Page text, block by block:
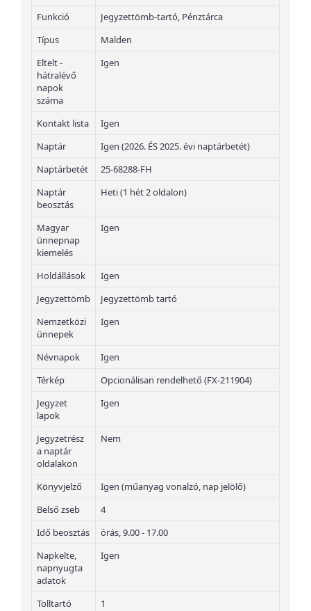
Funkció
Jegyzettömb-tartó, Pénztárca
Típus
Malden
Eltelt -
hátralévő
napok
száma
Igen
Kontakt lista
Igen
Naptár
Igen (2026. ÉS 2025. évi naptárbetét)
Naptárbetét
25-68288-FH
Naptár
beosztás
Heti (1 hét 2 oldalon)
Magyar
ünnepnap
kiemelés
Igen
Holdállások
Igen
Jegyzettömb
Jegyzettömb tartó
Nemzetközi
ünnepek
Igen
Névnapok
Igen
Térkép
Opcionálisan rendelhető (FX-211904)
Jegyzet
lapok
Igen
Jegyzetrész
a naptár
oldalakon
Nem
Könyvjelző
Igen (műanyag vonalzó, nap jelölő)
Belső zseb
4
Idő beosztás
órás, 9.00 - 17.00
Napkelte,
napnyugta
adatok
Igen
Tolltartó
1